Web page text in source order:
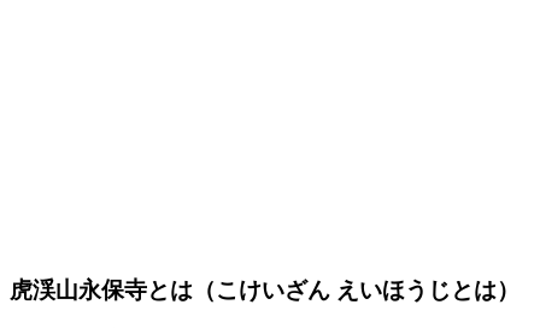
虎渓山永保寺とは（こけいざん えいほうじとは）